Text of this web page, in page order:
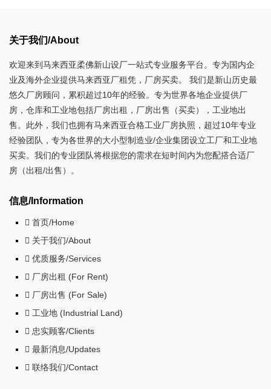
关于我们/About
欢迎来到马来西亚柔佛新山设厂一站式专业服务平台。专为国内企
业及海外企业提供马来西亚厂租凭，厂房买卖。 我们是新山历史最
悠久厂房顾问，累积超过10年的经验。专为世界各地企业提供厂
房，仓库和工业地包括厂房出租，厂房出售（买卖），工业地出
售。此外，我们也拥有马来西亚合格工业厂房执照，超过10年专业
经验团队，专为各世界的大小型制造业/企业集团设立工厂和工业地
买卖。我们的专业团队将根据您的需求在短时间内为您配搭合适厂
房（出租/出售）。
信息/Information
首页/Home
关于我们/About
优质服务/Services
厂房出租 (For Rent)
厂房出售 (For Sale)
工业地 (Industrial Land)
忠实顾客/Clients
最新消息/Updates
联络我们/Contact